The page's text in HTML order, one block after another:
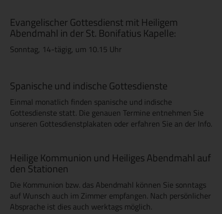
Evangelischer Gottesdienst mit Heiligem
Abendmahl in der St. Bonifatius Kapelle:
Sonntag, 14-tägig, um 10.15 Uhr
Spanische und indische Gottesdienste
Einmal monatlich finden spanische und indische
Gottesdienste statt. Die genauen Termine entnehmen Sie
unseren Gottesdienstplakaten oder erfahren Sie an der Info.
Heilige Kommunion und Heiliges Abendmahl auf
den Stationen
Die Kommunion bzw. das Abendmahl können Sie sonntags
auf Wunsch auch im Zimmer empfangen. Nach persönlicher
Absprache ist dies auch werktags möglich.